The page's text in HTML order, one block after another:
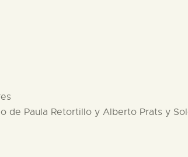
de Paula Retortillo y Alberto Prats y